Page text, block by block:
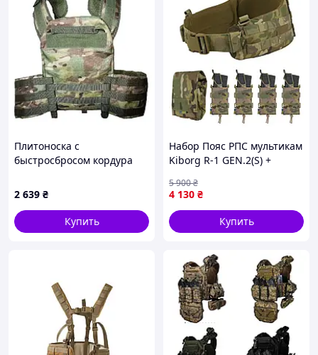
Плитоноска с
быстросбросом кордура
2 639 ₴
Купить
Набор Пояс РПС мультикам
Kiborg R-1 GEN.2(S) +
пояс с подсумками
4 130 ₴
5 900₴
Купить